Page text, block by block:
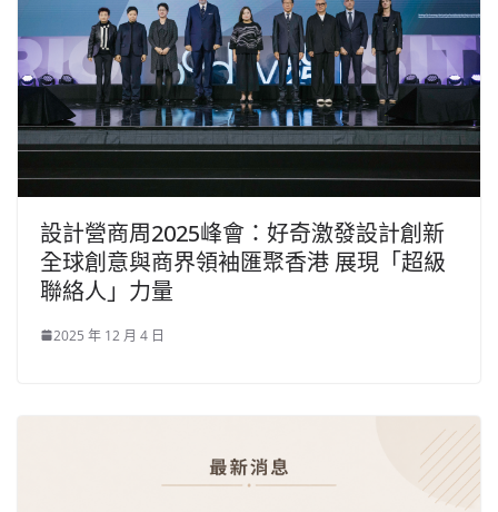
設計營商周2025峰會：好奇激發設計創新
全球創意與商界領袖匯聚香港 展現「超級
聯絡人」力量
2025 年 12 月 4 日